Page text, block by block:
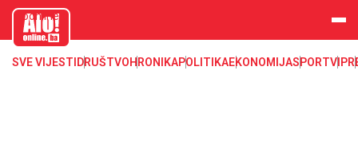
aloonline.b
SVE VIJESTI DRUŠTVOHRONIKAPOLITIKAEKONOMIJASPORTVIP